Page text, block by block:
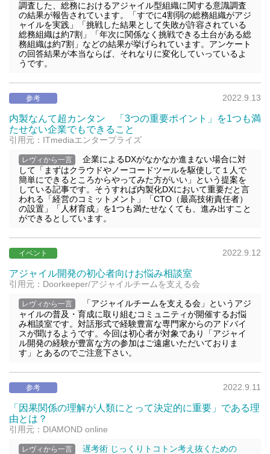
調査した、総務におけるアジャイル型組織に関する意識調査
の結果が報告されています。「すでに4割弱の総務組織がアジ
ャイルを実践」「挑戦した結果として失敗が許容されている
総務組織は約7割」「年次に関係なく挑戦できる土台がある総
務組織は約7割」などの結果が挙げられています。アンケート
の回答結果が本当ならば、それなりに変化していっているよ
うです。
参考 2022.9.13
内製なんて超カンタン 「3つの重要ポイント」を1つも満
たせない企業でもできること
引用元：ITmediaエンタープライズ
レヴィから一言
企業によるDXがなかなか進まない場合に対
して「まずはクラウドやノーコードツールを駆使して１人で
簡単にできるところからやってみた方がいい」という提案を
している記事です。そうすれば内製化DXにおいて重要だと言
われる「経営のコミットメント」「CTO（最高技術責任者）
の設置」「人材育成」を1つも満たせなくても、進み出すこと
ができるとしています。
イベント 2022.9.12
アジャイル開発の初心者向けお悩み相談室
引用元：Doorkeeper/アジャイルチームを支える会
レヴィから一言
「アジャイルチームを支える会」というアジ
ャイルの普及・育成に取り組むコミュニティが開催するお悩
み相談室です。対話形式で経験豊富な専門家からのアドバイ
スが聞けるようです。今回は初心者が対象であり「アジャイ
ル開発の経験が豊富な方の参加はご遠慮いただいておりま
す」とあるのでご注意下さい。
参考 2022.9.11
「因果関係の理解が人類にとって決定的に重要」である理
由とは？
引用元：DIAMOND online
レヴィから一言
遅考術 じっくりトコトン考え抜くための